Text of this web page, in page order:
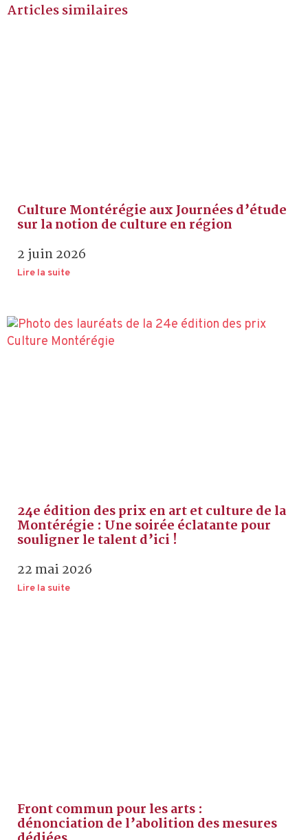
Articles similaires
Culture Montérégie aux Journées d’étude
sur la notion de culture en région
2 juin 2026
Lire la suite
24e édition des prix en art et culture de la
Montérégie : Une soirée éclatante pour
souligner le talent d’ici !
22 mai 2026
Lire la suite
Front commun pour les arts :
dénonciation de l’abolition des mesures